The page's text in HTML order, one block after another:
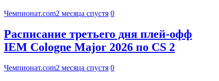
Чемпионат.com2 месяца спустя 0
Расписание третьего дня плей-офф
IEM Cologne Major 2026 по CS 2
Чемпионат.com2 месяца спустя 0